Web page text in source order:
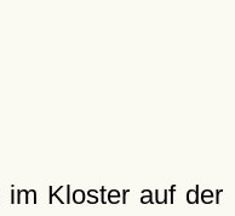
im Kloster auf der